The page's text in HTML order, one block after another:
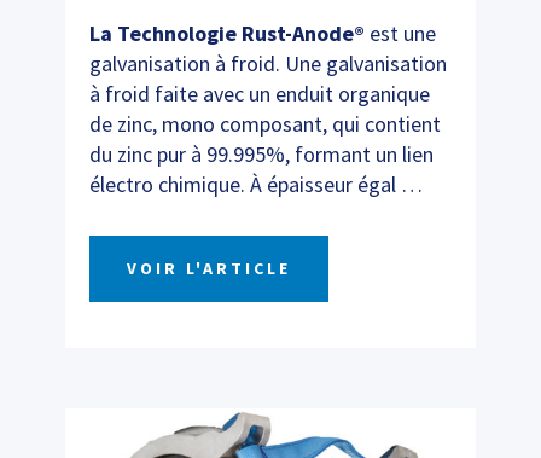
La Technologie Rust-Anode® est une
galvanisation à froid. Une galvanisation
à froid faite avec un enduit organique
de zinc, mono composant, qui contient
du zinc pur à 99.995%, formant un lien
électro chimique. À épaisseur égal …
VOIR L'ARTICLE